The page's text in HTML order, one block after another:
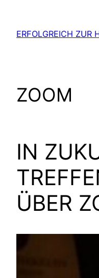
springen
ERFOLGREICH ZUR
ZOOM
IN
ÜBER